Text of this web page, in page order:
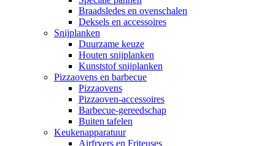
Braadsledes en ovenschalen
Deksels en accessoires
Snijplanken
Duurzame keuze
Houten snijplanken
Kunststof snijplanken
Pizzaovens en barbecue
Pizzaovens
Pizzaoven-accessoires
Barbecue-gereedschap
Buiten tafelen
Keukenapparatuur
Airfryers en Friteuses